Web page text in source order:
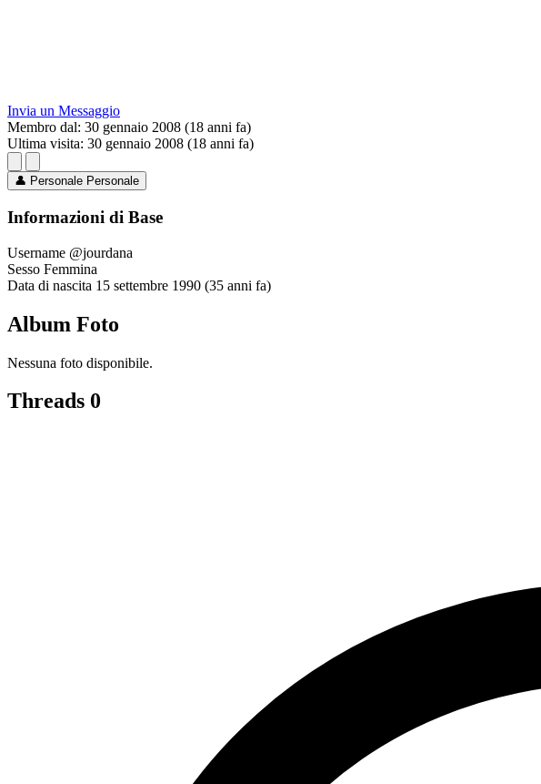
Invia un Messaggio
Membro dal: 30 gennaio 2008 (18 anni fa)
Ultima visita: 30 gennaio 2008 (18 anni fa)
👤 Personale Personale
Informazioni di Base
Username @jourdana
Sesso Femmina
Data di nascita 15 settembre 1990 (35 anni fa)
Album Foto
Nessuna foto disponibile.
Threads 0